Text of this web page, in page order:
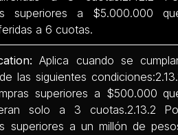
superiores a $5.000.000
a 6 cuotas.
Aplica cuando se
las siguientes
superiores a $500.000
solo a 3 cuotas.2.13.2
superiores a un millón de